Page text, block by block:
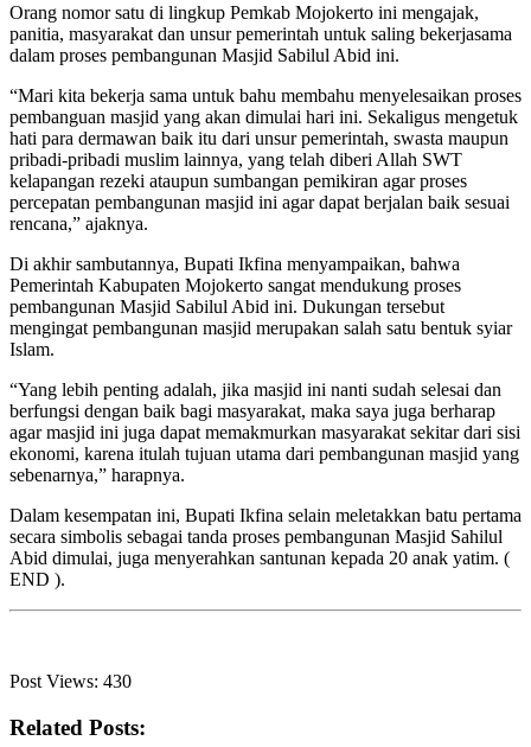
Orang nomor satu di lingkup Pemkab Mojokerto ini mengajak,
panitia, masyarakat dan unsur pemerintah untuk saling bekerjasama
dalam proses pembangunan Masjid Sabilul Abid ini.
“Mari kita bekerja sama untuk bahu membahu menyelesaikan proses
pembanguan masjid yang akan dimulai hari ini. Sekaligus mengetuk
hati para dermawan baik itu dari unsur pemerintah, swasta maupun
pribadi-pribadi muslim lainnya, yang telah diberi Allah SWT
kelapangan rezeki ataupun sumbangan pemikiran agar proses
percepatan pembangunan masjid ini agar dapat berjalan baik sesuai
rencana,” ajaknya.
Di akhir sambutannya, Bupati Ikfina menyampaikan, bahwa
Pemerintah Kabupaten Mojokerto sangat mendukung proses
pembangunan Masjid Sabilul Abid ini. Dukungan tersebut
mengingat pembangunan masjid merupakan salah satu bentuk syiar
Islam.
“Yang lebih penting adalah, jika masjid ini nanti sudah selesai dan
berfungsi dengan baik bagi masyarakat, maka saya juga berharap
agar masjid ini juga dapat memakmurkan masyarakat sekitar dari sisi
ekonomi, karena itulah tujuan utama dari pembangunan masjid yang
sebenarnya,” harapnya.
Dalam kesempatan ini, Bupati Ikfina selain meletakkan batu pertama
secara simbolis sebagai tanda proses pembangunan Masjid Sahilul
Abid dimulai, juga menyerahkan santunan kepada 20 anak yatim. (
END ).
Post Views: 430
Related Posts: